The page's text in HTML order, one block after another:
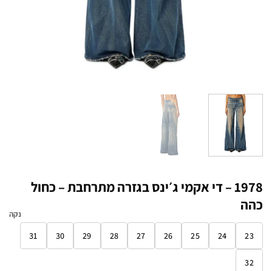
1978 – די אקמי ג׳ינס בגזרה מתרחבת – כחול
כהה
23
24
25
26
27
28
29
30
31
32
נקה